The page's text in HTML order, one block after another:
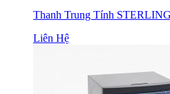
Thanh Trung Tính
Liên Hệ